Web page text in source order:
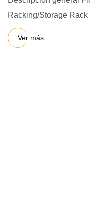
Racking/Storage
Through Racking
Ver más